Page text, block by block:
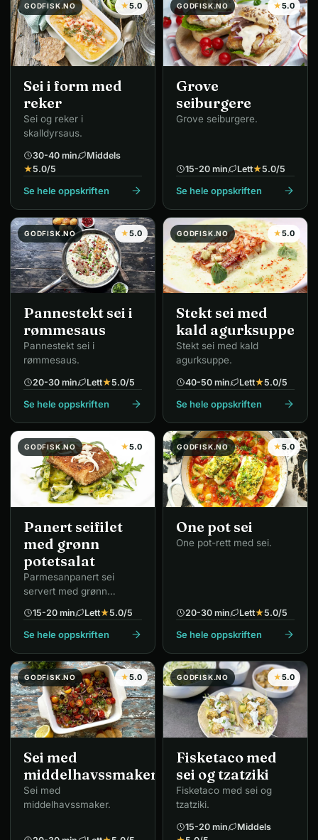
GODFISK.NO ★5.0
Sei i form med
reker
Sei og reker i
skalldyrsaus.
30-40 min
Middels
★5.0/5
Se hele oppskriften
GODFISK.NO ★5.0
Grove
seiburgere
Grove seiburgere.
15-20 min Lett★5.0/5
Se hele oppskriften
GODFISK.NO ★5.0
Pannestekt sei i
rømmesaus
Pannestekt sei i
rømmesaus.
20-30 min Lett★5.0/5
Se hele oppskriften
GODFISK.NO ★5.0
Stekt sei med
kald agurksuppe
Stekt sei med kald
agurksuppe.
40-50 min Lett★5.0/5
Se hele oppskriften
GODFISK.NO ★5.0
Panert seifilet
med grønn
potetsalat
Parmesanpanert sei
servert med grønn
15-20 min Lett★5.0/5
Se hele oppskriften
GODFISK.NO ★5.0
One pot sei
One pot-rett med sei.
20-30 min Lett★5.0/5
Se hele oppskriften
GODFISK.NO ★5.0
Sei med
middelhavssmaker
Sei med
middelhavssmaker.
GODFISK.NO ★5.0
Fisketaco med
sei og tzatziki
Fisketaco med sei og
tzatziki.
15-20 min
Middels